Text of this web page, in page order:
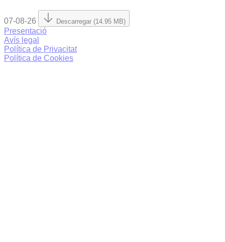
07-08-26 Descarregar (14.95 MB)
Presentació
Avís legal
Política de Privacitat
Política de Cookies